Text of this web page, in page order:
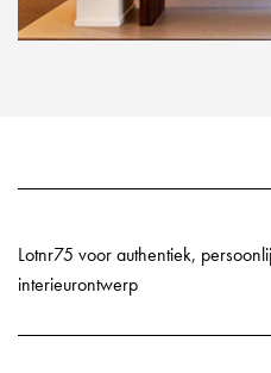
Lotnr75 voor authentiek,
interieurontwerp